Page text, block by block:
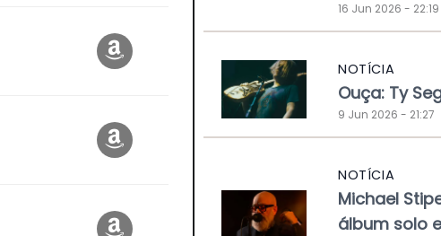
16 Jun 2026 - 22:19
NOTÍCIA
Ouça: Ty
9 Jun 2026 - 21:27
NOTÍCIA
Michael
álbum solo